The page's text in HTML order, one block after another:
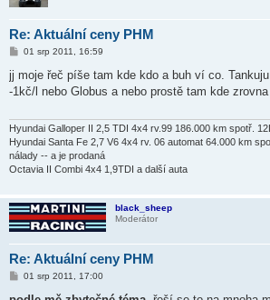
Re: Aktuální ceny PHM
P
í
p
e
01 srp 2011, 16:59
jj moje řeč píše tam kde kdo a buh ví co.
-1kč/l nebo Globus a nebo prostě tam kde
Hyundai Galloper II 2,5 TDI 4x4 rv.99 186.000 km spotř.
Hyundai Santa Fe 2,7 V6 4x4 rv. 06 automat 64.000 km
nálady -- a je prodaná
Octavia II Combi 4x4 1,9TDI a další auta
black_sheep
Moderátor
Re: Aktuální ceny PHM
P
í
01 srp 2011, 17:00